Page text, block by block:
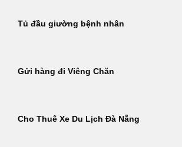
Tủ đầu giường bệnh nhân
Gửi hàng đi Viêng Chăn
Cho Thuê Xe Du Lịch Đà Nẵng